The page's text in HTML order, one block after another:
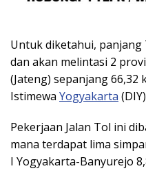
Untuk diketahui, panjang
dan akan melintasi 2
(Jateng) sepanjang 66,32
Istimewa Yogyakarta
Pekerjaan Jalan Tol ini
mana terdapat lima
I Yogyakarta-Banyurejo